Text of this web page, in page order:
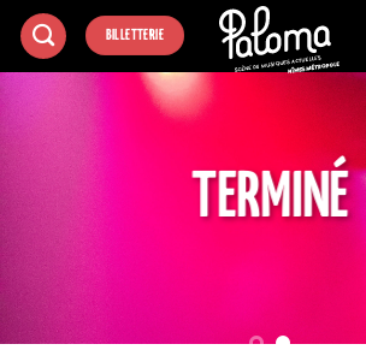
Passer
BILLETTERIE
TERMINÉ